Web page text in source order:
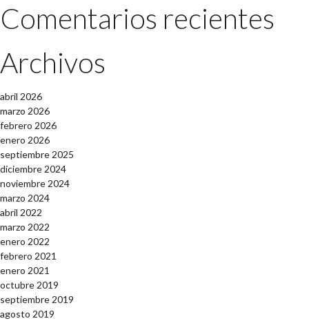
Comentarios recientes
Archivos
abril 2026
marzo 2026
febrero 2026
enero 2026
septiembre 2025
diciembre 2024
noviembre 2024
marzo 2024
abril 2022
marzo 2022
enero 2022
febrero 2021
enero 2021
octubre 2019
septiembre 2019
agosto 2019